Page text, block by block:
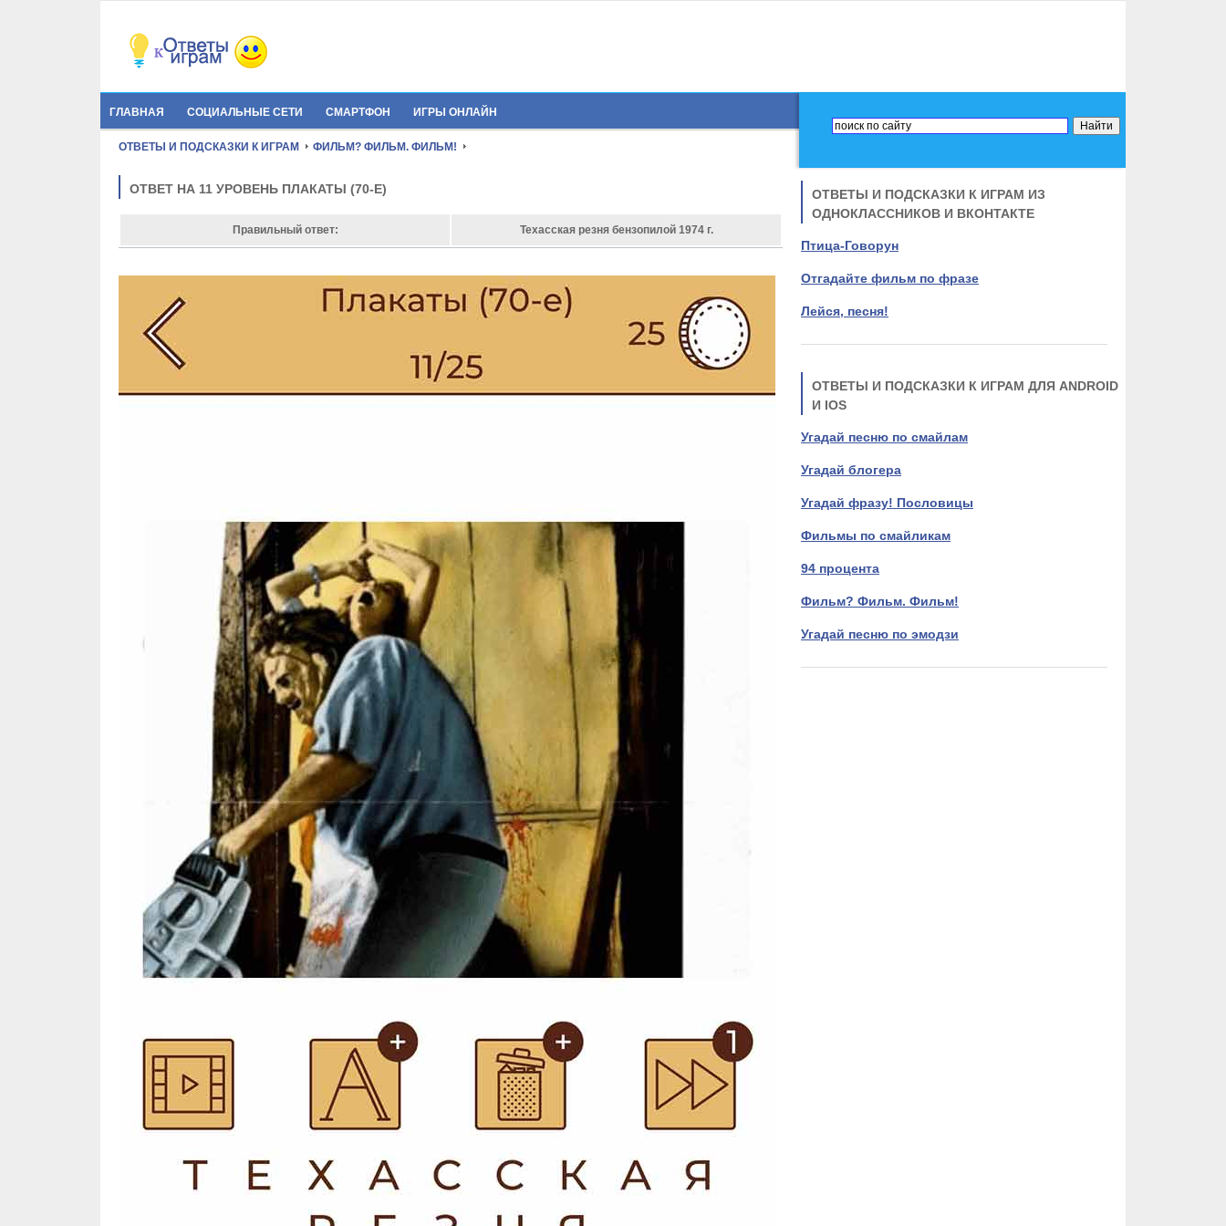
ГЛАВНАЯ СОЦИАЛЬНЫЕ СЕТИ СМАРТФОН ИГРЫ ОНЛАЙН
ОТВЕТЫ И ПОДСКАЗКИ К ИГРАМ ФИЛЬМ? ФИЛЬМ. ФИЛЬМ!
ОТВЕТ НА 11 УРОВЕНЬ ПЛАКАТЫ (70-Е)
Правильный ответ: Техасская резня бензопилой 1974 г.
ОТВЕТЫ И ПОДСКАЗКИ К ИГРАМ ИЗ
ОДНОКЛАССНИКОВ И ВКОНТАКТЕ
Птица-Говорун
Отгадайте фильм по фразе
Лейся, песня!
ОТВЕТЫ И ПОДСКАЗКИ К ИГРАМ ДЛЯ ANDROID
И IOS
Угадай песню по смайлам
Угадай блогера
Угадай фразу! Пословицы
Фильмы по смайликам
94 процента
Фильм? Фильм. Фильм!
Угадай песню по эмодзи